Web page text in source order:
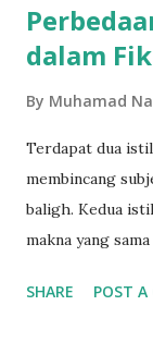
dalam
By Muhamad
Terdapat dua
membincang
baligh. Kedua
makna yang
balig. Ada pula
SHARE POST